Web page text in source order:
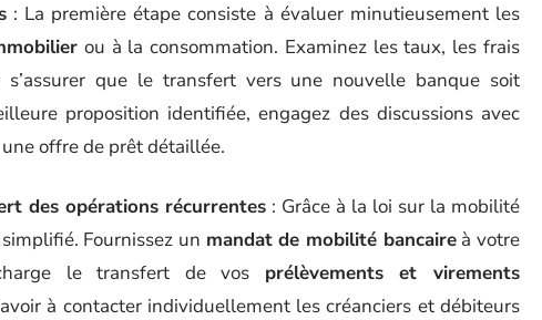
: La première étape consiste à évaluer minutieusement les
ou à la consommation. Examinez les taux, les frais
que le transfert vers une nouvelle banque soit
proposition identifiée, engagez des discussions avec
offre de prêt détaillée.
des opérations récurrentes : Grâce à la loi sur la mobilité
Fournissez un mandat de mobilité bancaireà votre
le transfert de vos prélèvements et virements
à contacter individuellement les créanciers et débiteurs